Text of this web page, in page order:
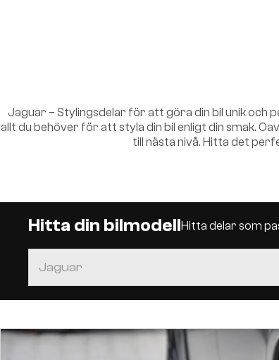
Jaguar – Stylingsdelar för att göra din bil unik och
allt du behöver för att styla din bil enligt din smak.
till nästa nivå. Hitta det
Hitta din bilmodellHitta delar som